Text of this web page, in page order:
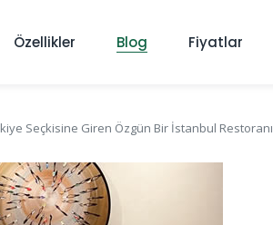
Özellikler Blog Fiyatlar
Seçkisine Giren Özgün Bir İstanbul Restoranı